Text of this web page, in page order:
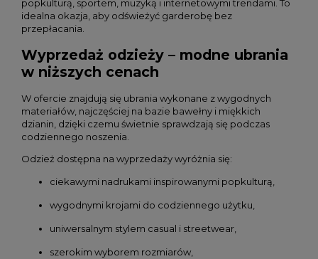
popkulturą, sportem, muzyką i internetowymi trendami. To
idealna okazja, aby odświeżyć garderobę bez
przepłacania.
Wyprzedaż odzieży – modne ubrania
w niższych cenach
W ofercie znajdują się ubrania wykonane z wygodnych
materiałów, najczęściej na bazie bawełny i miękkich
dzianin, dzięki czemu świetnie sprawdzają się podczas
codziennego noszenia.
Odzież dostępna na wyprzedaży wyróżnia się:
ciekawymi nadrukami inspirowanymi popkulturą,
wygodnymi krojami do codziennego użytku,
uniwersalnym stylem casual i streetwear,
szerokim wyborem rozmiarów,